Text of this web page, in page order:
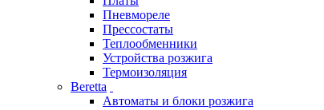
Пневмореле
Прессостаты
Теплообменники
Устройства розжига
Термоизоляция
Beretta
Автоматы и блоки розжига